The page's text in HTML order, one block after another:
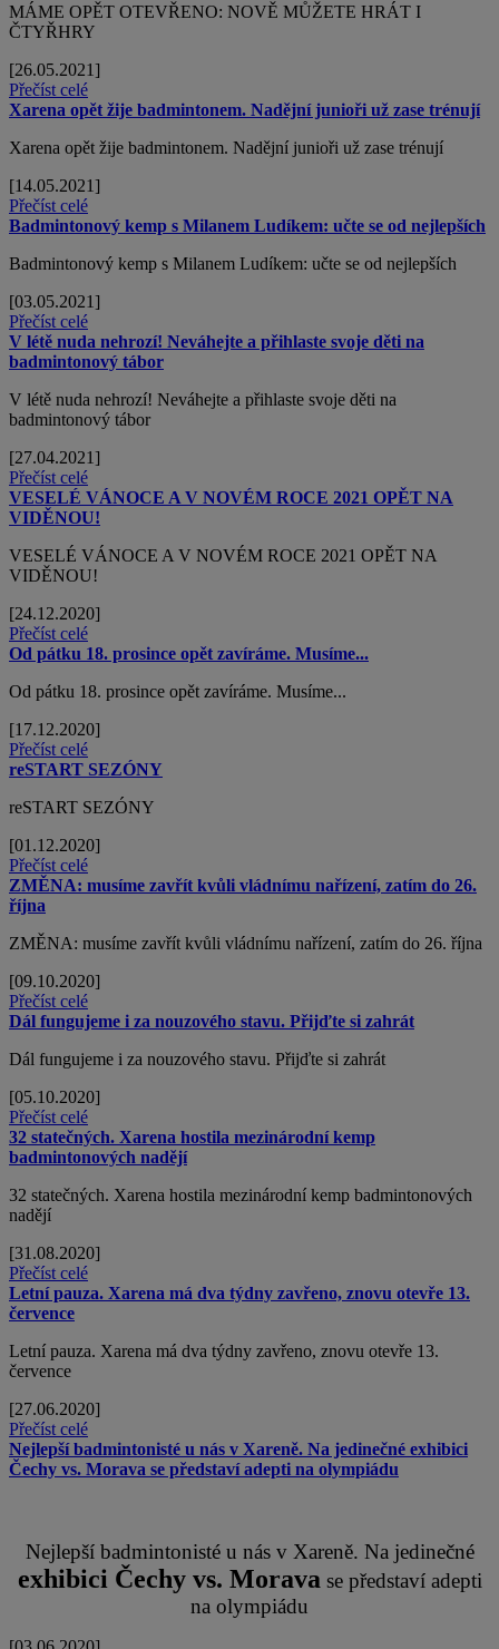
MÁME OPĚT OTEVŘENO: NOVĚ MŮŽETE HRÁT I
ČTYŘHRY
[26.05.2021]
Přečíst celé
Xarena opět žije badmintonem. Nadějní junioři už zase trénují
Xarena opět žije badmintonem. Nadějní junioři už zase trénují
[14.05.2021]
Přečíst celé
Badmintonový kemp s Milanem Ludíkem: učte se od nejlepších
Badmintonový kemp s Milanem Ludíkem: učte se od nejlepších
[03.05.2021]
Přečíst celé
V létě nuda nehrozí! Neváhejte a přihlaste svoje děti na
badmintonový tábor
V létě nuda nehrozí! Neváhejte a přihlaste svoje děti na
badmintonový tábor
[27.04.2021]
Přečíst celé
VESELÉ VÁNOCE A V NOVÉM ROCE 2021 OPĚT NA
VIDĚNOU!
VESELÉ VÁNOCE A V NOVÉM ROCE 2021 OPĚT NA
VIDĚNOU!
[24.12.2020]
Přečíst celé
Od pátku 18. prosince opět zavíráme. Musíme...
Od pátku 18. prosince opět zavíráme. Musíme...
[17.12.2020]
Přečíst celé
reSTART SEZÓNY
reSTART SEZÓNY
[01.12.2020]
Přečíst celé
ZMĚNA: musíme zavřít kvůli vládnímu nařízení, zatím do 26.
října
ZMĚNA: musíme zavřít kvůli vládnímu nařízení, zatím do 26. října
[09.10.2020]
Přečíst celé
Dál fungujeme i za nouzového stavu. Přijďte si zahrát
Dál fungujeme i za nouzového stavu. Přijďte si zahrát
[05.10.2020]
Přečíst celé
32 statečných. Xarena hostila mezinárodní kemp
badmintonových nadějí
32 statečných. Xarena hostila mezinárodní kemp badmintonových
nadějí
[31.08.2020]
Přečíst celé
Letní pauza. Xarena má dva týdny zavřeno, znovu otevře 13.
července
Letní pauza. Xarena má dva týdny zavřeno, znovu otevře 13.
července
[27.06.2020]
Přečíst celé
Nejlepší badmintonisté u nás v Xareně. Na jedinečné exhibici
Čechy vs. Morava se představí adepti na olympiádu
Nejlepší badmintonisté u nás v Xareně. Na jedinečné
exhibici Čechy vs. Morava se představí adepti
na olympiádu